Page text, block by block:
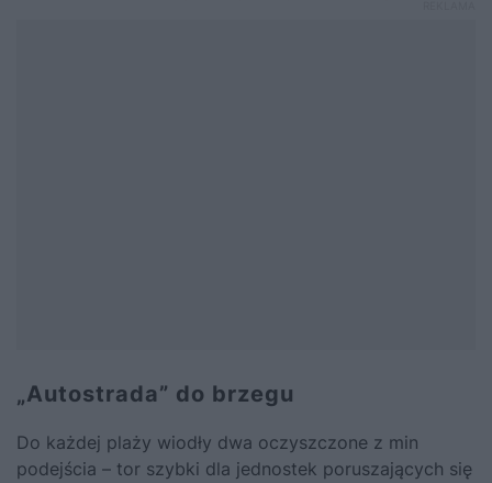
„Autostrada” do brzegu
Do każdej plaży wiodły dwa oczyszczone z min
podejścia – tor szybki dla jednostek poruszających się